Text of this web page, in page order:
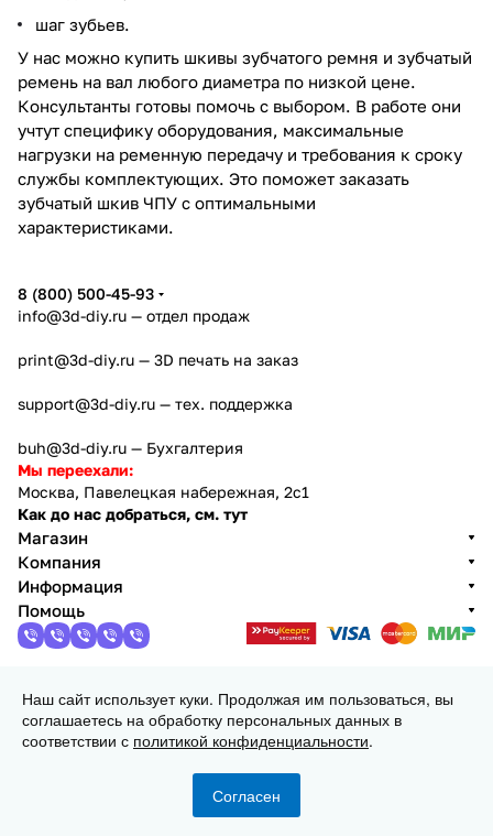
шаг зубьев.
У нас можно купить шкивы зубчатого ремня и зубчатый
ремень на вал любого диаметра по низкой цене.
Консультанты готовы помочь с выбором. В работе они
учтут специфику оборудования, максимальные
нагрузки на ременную передачу и требования к сроку
службы комплектующих. Это поможет заказать
зубчатый шкив ЧПУ с оптимальными
характеристиками.
8 (800) 500-45-93
info@3d-diy.ru — отдел продаж
print@3d-diy.ru — 3D печать на заказ
support@3d-diy.ru — тех. поддержка
buh@3d-diy.ru — Бухгалтерия
Мы переехали:
Москва, Павелецкая набережная, 2с1
Как до нас добраться, см. тут
Магазин
Компания
Информация
Помощь
2013 - 2026 © 3DiY (Тридиай) - интернет-магазин
комплектующих для 3D принтеров, ЧПУ станков и
робототехники
Наш сайт использует куки. Продолжая им пользоваться, вы
соглашаетесь на обработку персональных данных в
соответствии с политикой конфиденциальности.
Согласен